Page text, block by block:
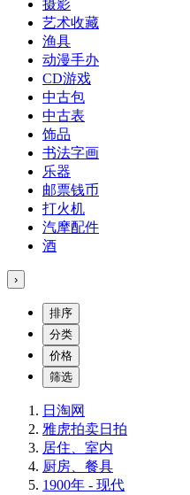
摄影
艺术收藏
渔具
动漫手办
CD游戏
中古包
中古表
饰品
书法字画
乐器
邮票钱币
打火机
汽摩配件
酒
›
排序
分类
价格
筛选
日淘网
雅虎拍卖日拍
居住、室内
厨房、餐具
1900年 - 现代